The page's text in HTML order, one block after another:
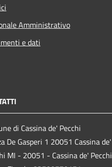
Amministrativo
e dati
di Cassina de' Pecchi
De Gasperi 1 20051 Cassina de'
MI - 20051 - Cassina de' Pecchi